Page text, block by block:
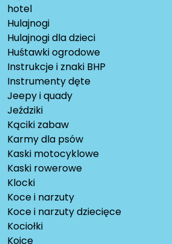
hotel
Hulajnogi
Hulajnogi dla dzieci
Huśtawki ogrodowe
Instrukcje i znaki BHP
Instrumenty dęte
Jeepy i quady
Jeździki
Kąciki zabaw
Karmy dla psów
Kaski motocyklowe
Kaski rowerowe
Klocki
Koce i narzuty
Koce i narzuty dziecięce
Kociołki
Kojce